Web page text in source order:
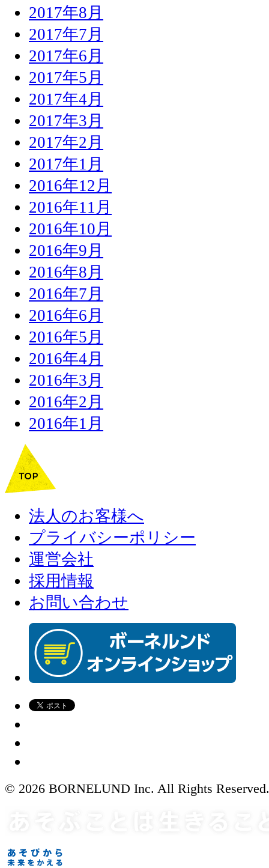
2017年8月
2017年7月
2017年6月
2017年5月
2017年4月
2017年3月
2017年2月
2017年1月
2016年12月
2016年11月
2016年10月
2016年9月
2016年8月
2016年7月
2016年6月
2016年5月
2016年4月
2016年3月
2016年2月
2016年1月
法人のお客様へ
プライバシーポリシー
運営会社
採用情報
お問い合わせ
© 2026 BORNELUND Inc. All Rights Reserved.